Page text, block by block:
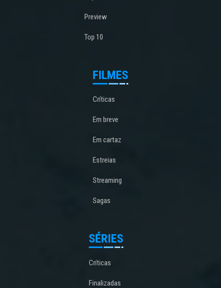
Preview
Top 10
FILMES
Críticas
Em breve
Em cartaz
Estreias
Streaming
Sagas
SÉRIES
Críticas
Finalizadas